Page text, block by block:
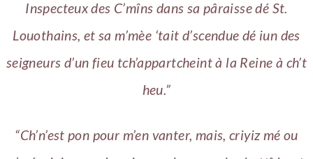
Inspecteux des C’mîns dans sa pâraisse dé St.
Louothains, et sa m’mèe ‘tait d’scendue dé iun des
seigneurs d’un fieu tch’appartcheint à la Reine à ch’t
heu.”
“Ch’n’est pon pour m’en vanter, mais, criyiz mé ou